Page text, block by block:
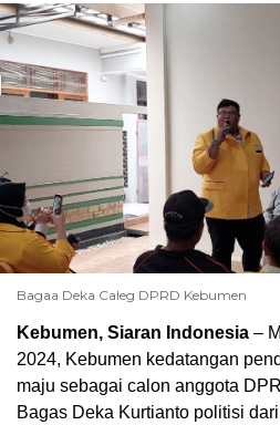
Bagaa Deka Caleg DPRD Kebumen
Kebumen, Siaran Indonesia –
2024, Kebumen kedatangan
maju sebagai calon anggota
Bagas Deka Kurtianto politisi